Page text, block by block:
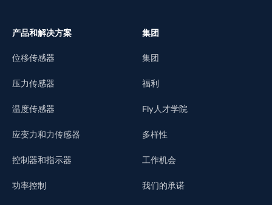
产品和解决方案
位移传感器
压力传感器
温度传感器
应变力和力传感器
控制器和指示器
功率控制
集团
集团
福利
Fly人才学院
多样性
工作机会
我们的承诺